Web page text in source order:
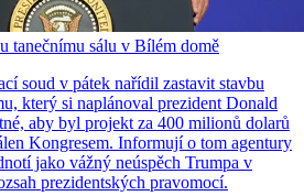
tanečnímu sálu v Bílém domě
soud v pátek nařídil zastavit stavbu
který si naplánoval prezident Donald
aby byl projekt za 400 milionů dolarů
Kongresem. Informují o tom agentury
jako vážný neúspěch Trumpa v
prezidentských pravomocí.